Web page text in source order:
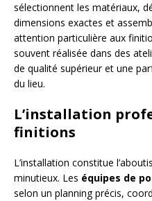
sélectionnent les matériaux,
dimensions exactes et
attention particulière aux
souvent réalisée dans des
de qualité supérieur et une
du lieu.
L’installation
finitions
L’installation constitue
minutieux. Les équipes de
selon un planning précis,